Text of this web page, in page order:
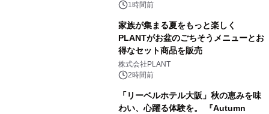
1時間前
家族が集まる夏をもっと楽しく
PLANTがお盆のごちそうメニューとお
得なセット商品を販売
株式会社PLANT
2時間前
「リーベルホテル大阪」秋の恵みを味
わい、心躍る体験を。 『Autumn